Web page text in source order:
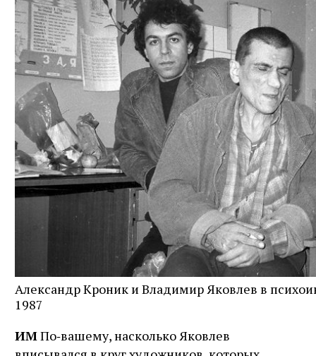
Александр Кроник и Владимир Яковлев в
1987
ИМПо‑вашему, насколько Яковлев